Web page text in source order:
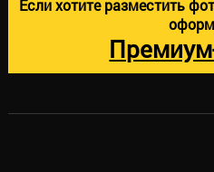
Если хотите разместить